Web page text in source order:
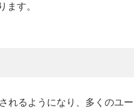
ます。
れるようになり、多くのユー